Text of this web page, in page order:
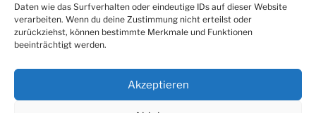
Daten wie das Surfverhalten oder eindeutige IDs auf dieser Website
verarbeiten. Wenn du deine Zustimmung nicht erteilst oder
zurückziehst, können bestimmte Merkmale und Funktionen
beeinträchtigt werden.
Akzeptieren